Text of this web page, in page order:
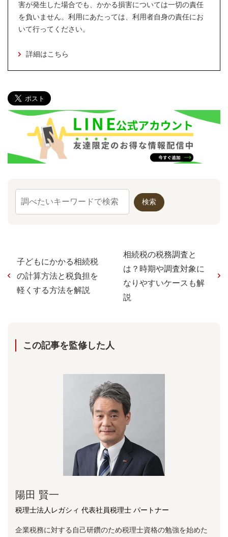
害が発生した場合でも、かかる損害については一切の責任
を負いません。利用にあたっては、利用者自身の責任にお
いて行ってください。
詳細はこちら
子どもにかかる相続税
の計算方法と税負担を
軽くする方法を解説
相続税の税務調査と
は？時期や調査対象に
なりやすいケースも解
説
この記事を監修した⼈
陽⽥ 賢⼀
税理士法人レガシィ 代表社員税理士 パートナー
企業税務に対する⾃⼰研鑽のため税理⼠資格の勉強を始めた